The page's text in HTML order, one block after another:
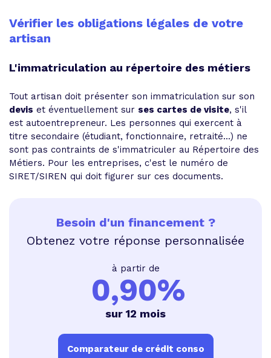
Vérifier les obligations légales de votre
artisan
L'immatriculation au répertoire des métiers
Tout artisan doit présenter son immatriculation sur son
devis et éventuellement sur ses cartes de visite, s'il
est autoentrepreneur. Les personnes qui exercent à
titre secondaire (étudiant, fonctionnaire, retraité...) ne
sont pas contraints de s'immatriculer au Répertoire des
Métiers. Pour les entreprises, c'est le numéro de
SIRET/SIREN qui doit figurer sur ces documents.
Besoin d'un financement ?
Obtenez votre réponse personnalisée
à partir de
0,90%
sur 12 mois
Comparateur de crédit conso